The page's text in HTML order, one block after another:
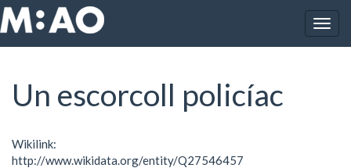
Vés al contingut
Inici Un escorcoll policíac
Un escorcoll policíac
Wikilink:
http://www.wikidata.org/entity/Q27546457